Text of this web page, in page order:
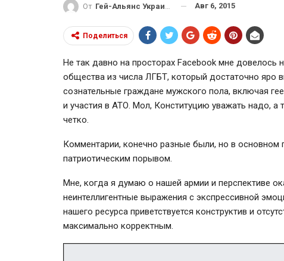
От Гей-Альянс Украина Авг 6, 2015
Поделиться
Не так давно на просторах Facebook мне довелось
общества из числа ЛГБТ, который достаточно яро
сознательные граждане мужского пола, включая
и участия в АТО. Мол, Конституцию уважать надо, а
четко.
Комментарии, конечно разные были, но в основном
патриотическим порывом.
Мне, когда я думаю о нашей армии и перспективе
неинтеллигентные выражения с экспрессивной
нашего ресурса приветствуется конструктив и
максимально корректным.